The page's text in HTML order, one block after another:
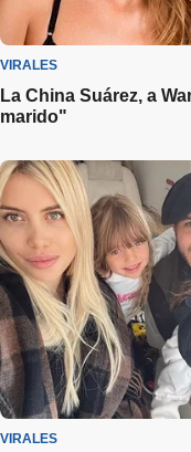
VIRALES
La China Suárez, a
marido"
VIRALES